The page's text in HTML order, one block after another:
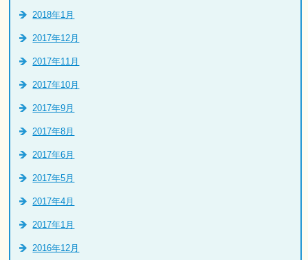
2018年1月
2017年12月
2017年11月
2017年10月
2017年9月
2017年8月
2017年6月
2017年5月
2017年4月
2017年1月
2016年12月